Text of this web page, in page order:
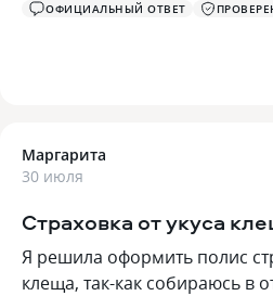
ОФИЦИАЛЬНЫЙ ОТВЕТ
Маргарита
30 июля
Страховка от укуса
Я решила оформить полис
клеща, так-как собираюсь в